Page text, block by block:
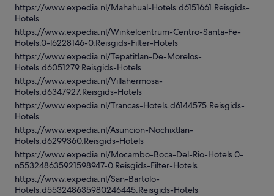
https://www.expedia.nl/Mahahual-Hotels.d6151661.Reisgids-
Hotels
https://www.expedia.nl/Winkelcentrum-Centro-Santa-Fe-
Hotels.0-l6228146-0.Reisgids-Filter-Hotels
https://www.expedia.nl/Tepatitlan-De-Morelos-
Hotels.d6051279.Reisgids-Hotels
https://www.expedia.nl/Villahermosa-
Hotels.d6347927.Reisgids-Hotels
https://www.expedia.nl/Trancas-Hotels.d6144575.Reisgids-
Hotels
https://www.expedia.nl/Asuncion-Nochixtlan-
Hotels.d6299360.Reisgids-Hotels
https://www.expedia.nl/Mocambo-Boca-Del-Rio-Hotels.0-
n553248635921598947-0.Reisgids-Filter-Hotels
https://www.expedia.nl/San-Bartolo-
Hotels.d553248635980246445.Reisgids-Hotels